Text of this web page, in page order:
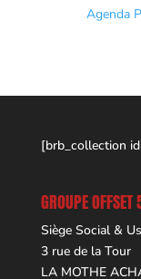
Agenda
[brb_collection
GROUPE OFFSET
Siège Social &
3 rue de la Tour
LA MOTHE